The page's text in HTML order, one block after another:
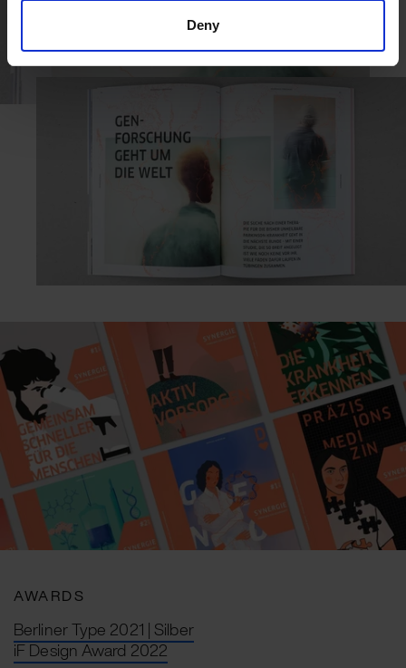
Deny
AWARDS
Berliner Type 2021 | Silber
iF Design Award 2022